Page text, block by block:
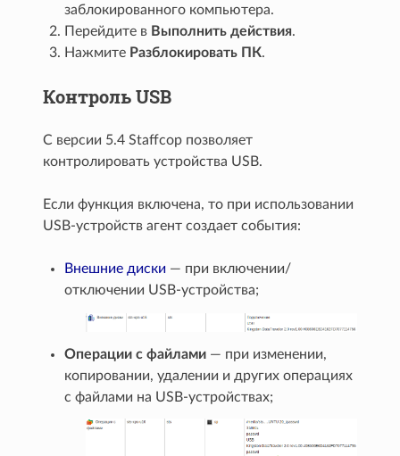
заблокированного компьютера.
Перейдите в Выполнить действия.
Нажмите Разблокировать ПК.
Контроль USB
С версии 5.4 Staffсop позволяет
контролировать устройства USB.
Если функция включена, то при использовании
USB-устройств агент создает события:
Внешние диски — при включении/
отключении USB-устройства;
Операции с файлами — при изменении,
копировании, удалении и других операциях
с файлами на USB-устройствах;